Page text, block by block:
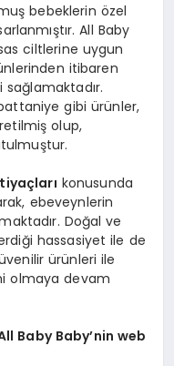
bebeklerin özel
All Baby
ciltlerine uygun
itibaren
gibi ürünler,
olup,
konusunda
ebeveynlerin
Doğal ve
hassasiyet ile de
ürünleri ile
olmaya devam
Baby Baby’nin web